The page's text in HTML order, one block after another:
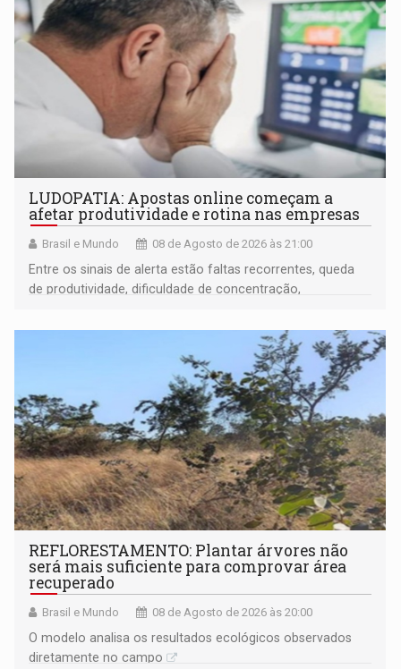
LUDOPATIA: Apostas online começam a
afetar produtividade e rotina nas empresas
Brasil e Mundo 08 de Agosto de 2026 às 21:00
Entre os sinais de alerta estão faltas recorrentes, queda
de produtividade, dificuldade de concentração,
REFLORESTAMENTO: Plantar árvores não
será mais suficiente para comprovar área
recuperado
Brasil e Mundo 08 de Agosto de 2026 às 20:00
O modelo analisa os resultados ecológicos observados
diretamente no campo